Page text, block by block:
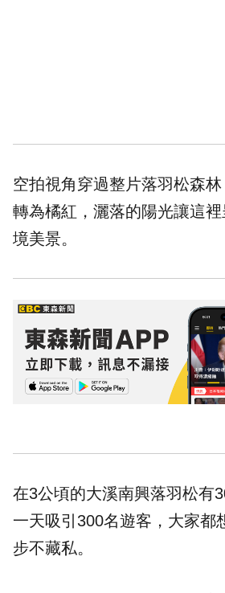
空拍視角穿過整片落羽松森
轉為橘紅，灑落的陽光讓這
境美景。
在3公頃的大溪南興落羽松有
一天吸引300名遊客，大家都
步不藏私。